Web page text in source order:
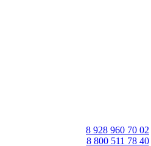
8 928 960 70 02
8 800 511 78 40